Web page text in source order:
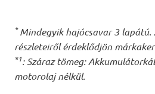
*Mindegyik hajócsavar 3 lapátú.
részleteiről érdeklődjön
*1: Száraz tömeg:
motorolaj nélkül.